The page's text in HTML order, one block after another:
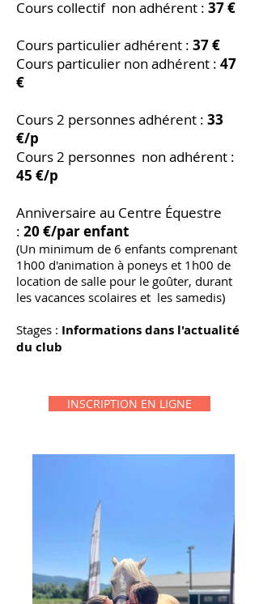
Cours collectif non adhérent : 37 €
Cours particulier adhérent : 37 €
Cours particulier non adhérent : 47
€
Cours 2 personnes adhérent : 33
€/p
Cours 2 personnes non adhérent :
45 €/p
Anniversaire au Centre Équestre
: 20 €/par enfant
(Un minimum de 6 enfants comprenant
1h00 d'animation à poneys et 1h00 de
location de salle pour le goûter, durant
les vacances scolaires et les samedis)
Stages : Informations dans l'actualité
du club
INSCRIPTION EN LIGNE